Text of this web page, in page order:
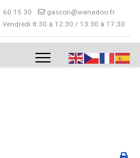
60 15 30
gascon@wanadoo.fr
Vendredi 8:30 à 12:30 / 13:30 à 17:30